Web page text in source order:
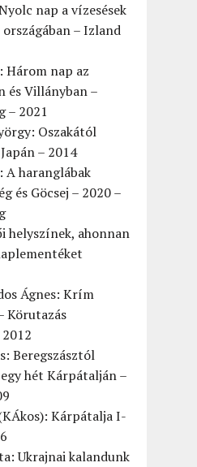
nap a vízesések
országában – Izland
Három nap az
és Villányban –
– 2021
Oszakától
– 2014
A haranglábak
és Göcsej – 2020 –
helyszínek, ahonnan
Ágnes: Krím
Körutazás
Beregszásztól
hét Kárpátalján –
Kárpátalja I-
Ukrajnai kalandunk